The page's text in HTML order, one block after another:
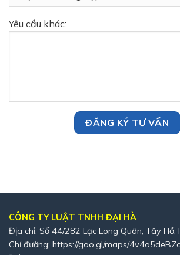
Yêu cầu khác:
CÔNG TY LUẬT TNHH ĐẠI HÀ
Địa chỉ: Số 44/282 Lạc Long Quân, Tây Hồ,
Chỉ đường: https://goo.gl/maps/